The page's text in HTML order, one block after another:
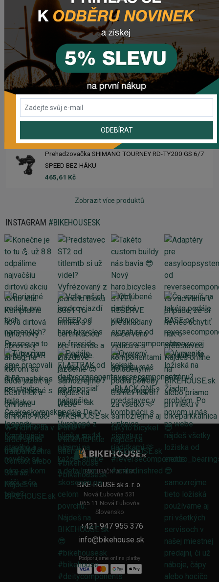
Sedlo CHROMAG TRAILMASTER DT V2
2 223,62 Kč
Rebuild kit pedálov CHROMAG SYNTH
1 006,16 Kč
Náhradný gumový diel pre košík CRUSSIS YBC-01
61,43 Kč
Prehadzovačka SHIMANO TOURNEY RD-TY200 GS 6/7
SPEED BEZ HÁKU
465,61 Kč
Zobrazit více produktů
INSTAGRAM #BIKEHOUSESK
FAKTURAČNÍ ADRESA
BIKE-HOUSE.sk s. r. o.
Nová Ľubovňa 531
065 11 Nová Ľubovňa
Slovensko
+421 947 955 376
info@bikehouse.sk
Podporujeme online platby
ODEBÍRAT